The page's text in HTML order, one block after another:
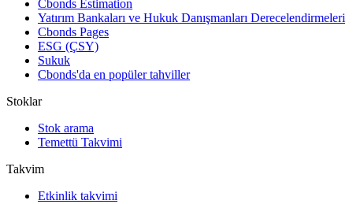
Cbonds Estimation
Yatırım Bankaları ve Hukuk Danışmanları Derecelendirmeleri
Cbonds Pages
ESG (ÇSY)
Sukuk
Cbonds'da en popüler tahviller
Stoklar
Stok arama
Temettü Takvimi
Takvim
Etkinlik takvimi